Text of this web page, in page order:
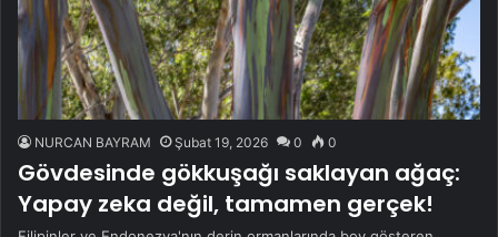
NURCAN BAYRAM Şubat 19, 2026 0 0
Gövdesinde gökkuşağı saklayan ağaç:
Yapay zeka değil, tamamen gerçek!